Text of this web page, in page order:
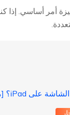
أمر أساسي.